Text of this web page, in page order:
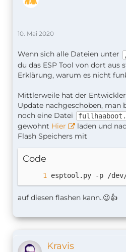
10. Mai 2020
Wenn sich alle Dateien unter
du das ESP Tool von dort aus
Erklärung, warum es nicht
Mittlerweile hat der
Update nachgeschoben,
noch eine Datei
gewohnt Hier
laden und
Flash Speichers mit
Code
esptool.py -p /
auf diesen flashen kann..😉👍
Kravis